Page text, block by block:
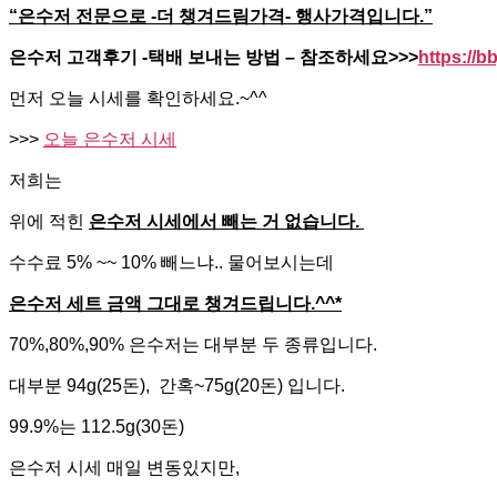
“은수저 전문으로 -더 챙겨드림가격- 행사가격입니다.”
은수저 고객후기 -택배 보내는 방법 – 참조하세요>>>https://
먼저 오늘 시세를 확인하세요.~^^
>>> 오늘 은수저 시세
저희는
위에 적힌 은수저 시세에서 빼는 거 없습니다.
수수료 5% ~~ 10% 빼느냐.. 물어보시는데
은수저 세트 금액 그대로 챙겨드립니다.^^*
70%,80%,90% 은수저는 대부분 두 종류입니다.
대부분 94g(25돈), 간혹~75g(20돈) 입니다.
99.9%는 112.5g(30돈)
은수저 시세 매일 변동있지만,